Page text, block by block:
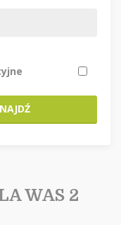
WAS 2